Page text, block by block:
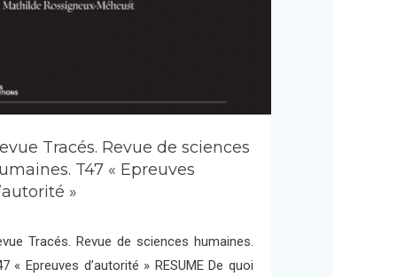
Tracés. Revue de sciences
T47 « Epreuves
»
Tracés. Revue de sciences humaines.
« Epreuves d’autorité » RESUME De quoi